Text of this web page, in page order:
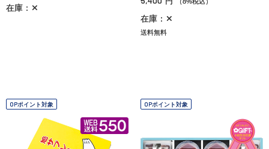
在庫：✕
在庫：✕
送料無料
OPポイント対象 OPポイント対象